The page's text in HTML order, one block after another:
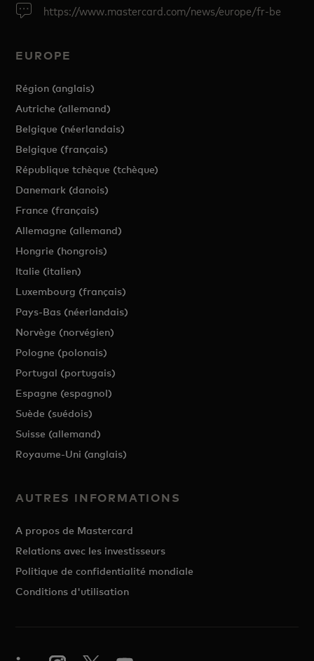
https://www.mastercard.com/news/europe/fr-be
EUROPE
Région (anglais)
Autriche (allemand)
Belgique (néerlandais)
Belgique (français)
République tchèque (tchèque)
Danemark (danois)
France (français)
Allemagne (allemand)
Hongrie (hongrois)
Italie (italien)
Luxembourg (français)
Pays-Bas (néerlandais)
Norvège (norvégien)
Pologne (polonais)
Portugal (portugais)
Espagne (espagnol)
Suède (suédois)
Suisse (allemand)
Royaume-Uni (anglais)
AUTRES INFORMATIONS
A propos de Mastercard
Relations avec les investisseurs
Politique de confidentialité mondiale
Conditions d'utilisation